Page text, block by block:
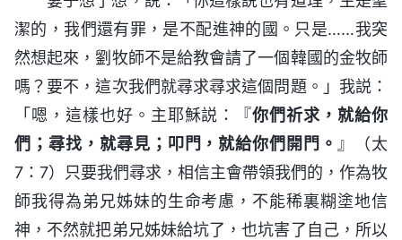
潔的，我們還有罪，是不配進神的國。只是……我突
然想起來，劉牧師不是給教會請了一個韓國的金牧師
嗎？要不，這次我們就尋求尋求這個問題。」我説：
「嗯，這樣也好。主耶穌説：『你們祈求，就給你
們；尋找，就尋見；叩門，就給你們開門。 』（太
7：7）只要我們尋求，相信主會帶領我們的，作為牧
師我得為弟兄姊妹的生命考慮，不能稀裏糊塗地信
神，不然就把弟兄姊妹給坑了，也坑害了自己，所以